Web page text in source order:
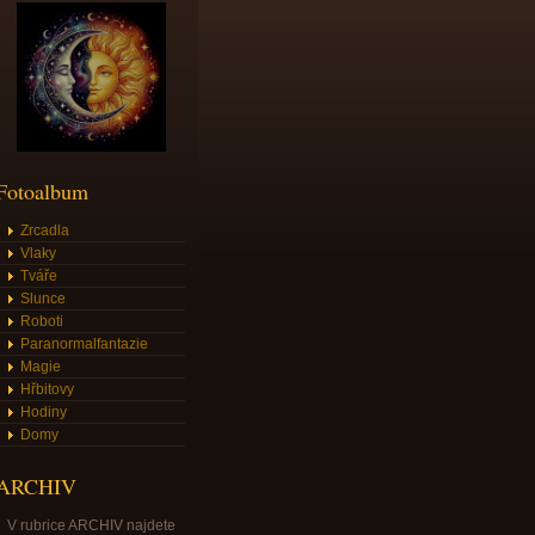
Zrcadla
Vlaky
Tváře
Slunce
Roboti
Paranormalfantazie
Magie
Hřbitovy
Hodiny
Domy
V rubrice ARCHIV najdete